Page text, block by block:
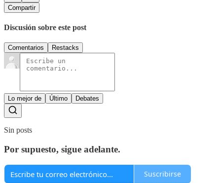
Compartir
Discusión sobre este post
Comentarios Restacks
Lo mejor de Último Debates
Sin posts
Por supuesto, sigue adelante.
Suscribirse